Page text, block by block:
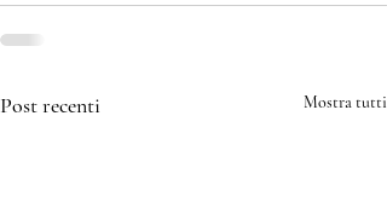
Post recenti Mostra tutti